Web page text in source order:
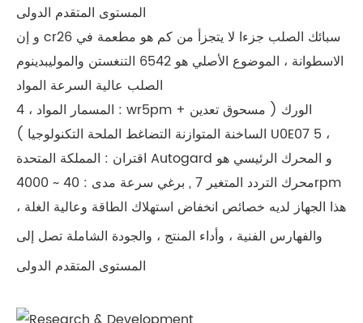
المستوى المتقدم الدولى
و إن cr26 سبائك الصلب جزءا لا يتجزأ من كم هو مطعمة في
الاسطوانة ، الموضوع الأصلي هو 6542 التنغستن والموليبدينوم
الصلب عالية السرعة المواد
4 ، المسمار المواد : wr5pm + الورك ( مسحوق تعدين
الساخنة المتوازنة التضاغط الملحة التكنولوجيا ) U0E07 5 ،
اقتران : المملكة المتحدة Autogard و المحرك الرئيسي هو
محرك التردد المتغير 7 , برغي سرعة مدى : 40 ~ 4000rpm
هذا الجهاز لديه خصائص انخفاض استهلاك الطاقة وعالية الغلة ،
والفهارس الفنية ، وأداء المنتج ، والجودة الشاملة تصل إلى
المستوى المتقدم الدولى